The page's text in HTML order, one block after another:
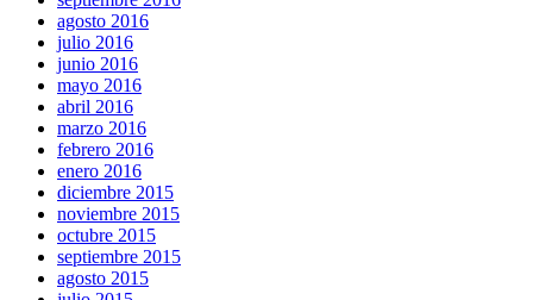
agosto 2016
julio 2016
junio 2016
mayo 2016
abril 2016
marzo 2016
febrero 2016
enero 2016
diciembre 2015
noviembre 2015
octubre 2015
septiembre 2015
agosto 2015